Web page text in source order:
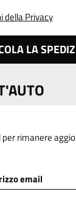
della Privacy
LA
rimanere
email